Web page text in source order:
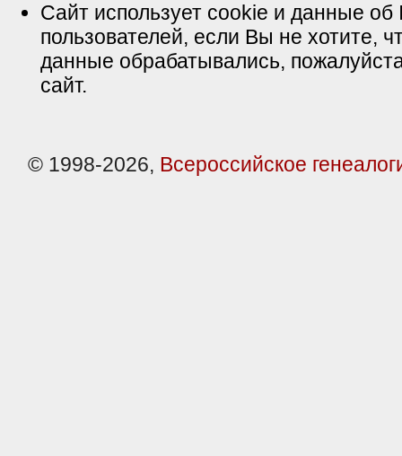
Сайт использует cookie и данные об
пользователей, если Вы не хотите,
данные обрабатывались,
сайт.
© 1998-2026, Всероссийское